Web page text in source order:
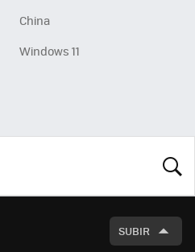
China
Windows 11
SUBIR